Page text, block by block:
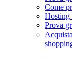
Come
Hosting
Prova